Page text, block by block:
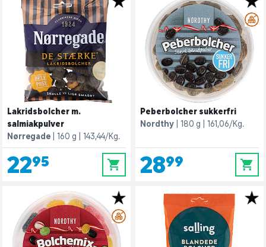
Lakridsbolcher m.
salmiakpulver
Nørregade
160 g 143,44/Kg.
22,95 0
Peberbolcher sukkerfri
Nordthy
180 g 161,06/Kg.
28,99 0